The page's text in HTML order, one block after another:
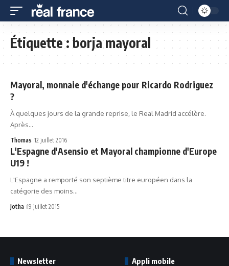
Étiquette :borja mayoral
Mayoral, monnaie d'échange pour Ricardo Rodriguez
?
À quelques jours de la grande reprise, le Real Madrid accélère.
Après…
Thomas 12 juillet 2016
L'Espagne d'Asensio et Mayoral championne d'Europe
U19 !
L'Espagne a remporté son septième titre européen dans la
catégorie des moins…
Jotha 19 juillet 2015
Newsletter Appli mobile